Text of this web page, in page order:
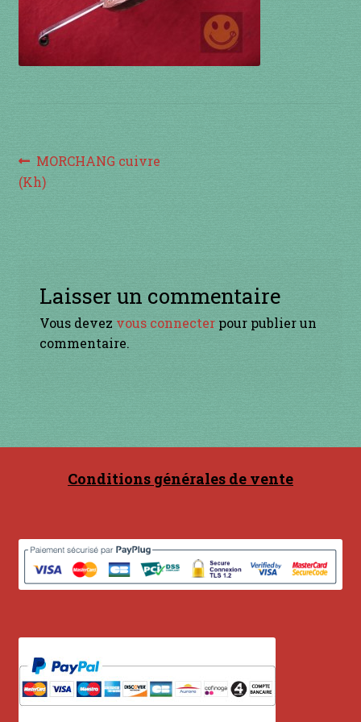
accordée
Commande
Conditions générales de ventes et mentions
légales
en bambou
en bronze
en cuivre
en plastique
GUIMBARDES
Navigation
de
Article
précédent :
MORCHANG cuivre
(Kh)
Laisser un commentaire
Vous devez vous connecterpour publier un
commentaire.
Conditions générales de vente